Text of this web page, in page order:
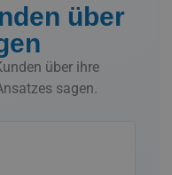
über
über ihre
sagen.